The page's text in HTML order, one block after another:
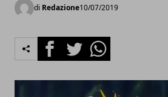
di Redazione10/07/2019
FacebookTwitterWhatsapp